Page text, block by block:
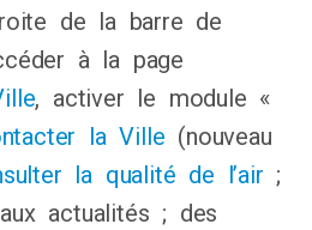
de la barre de
à la page
, activer le module «
la Ville (nouveau
la qualité de l’air ;
actualités ; des